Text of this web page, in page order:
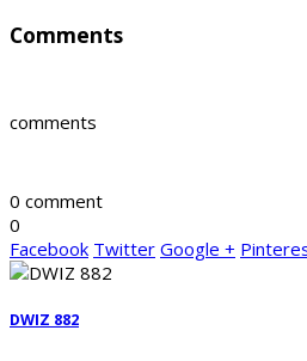
Comments
comments
0 comment
0
Facebook Twitter Google +
DWIZ 882